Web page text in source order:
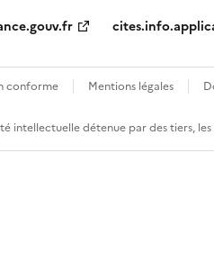
conforme Mentions légales
intellectuelle détenue par des tiers,